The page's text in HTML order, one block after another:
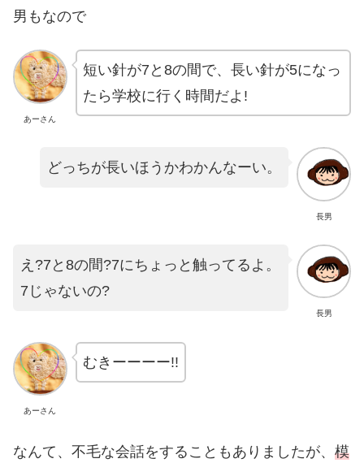
男もなので
あーさん
短い針が7と8の間で、長い針が5になっ
たら学校に行く時間だよ!
長男
どっちが長いほうかわかんなーい。
長男
え?7と8の間?7にちょっと触ってるよ。
7じゃないの?
あーさん
むきーーーー!!
なんて、不毛な会話をすることもありましたが、 模